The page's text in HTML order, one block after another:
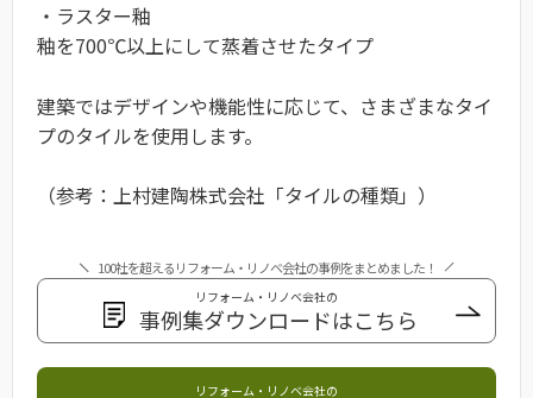
・ラスター釉
釉を700℃以上にして蒸着させたタイプ
建築ではデザインや機能性に応じて、さまざまなタイ
プのタイルを使用します。
（参考：上村建陶株式会社「タイルの種類」）
100社を超えるリフォーム・リノベ会社の事例をまとめました！
リフォーム・リノベ会社の
事例集ダウンロードはこちら
リフォーム・リノベ会社の